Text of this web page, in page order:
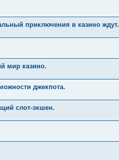
приключения в казино ждут.
мир казино.
джекпота.
слот-экшен.